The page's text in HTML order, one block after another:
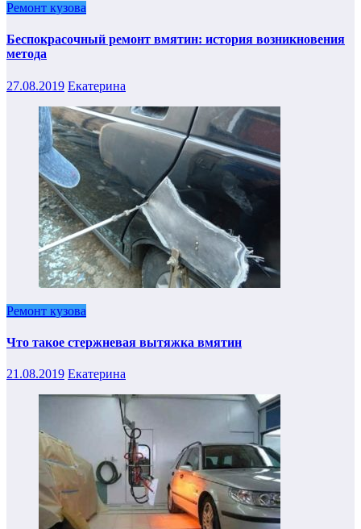
Ремонт кузова
Беспокрасочный ремонт вмятин: история возникновения
метода
27.08.2019 Екатерина
Ремонт кузова
Что такое стержневая вытяжка вмятин
21.08.2019 Екатерина